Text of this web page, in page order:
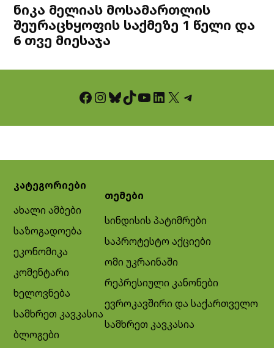
ნიკა მელიას მოსამართლის
შეურაცხყოფის საქმეზე 1 წელი და
6 თვე მიესაჯა
Facebook InstagramBluesky TikTok YouTube LinkedIn X Telegram
კატეგორიები
ახალი ამბები
საზოგადოება
ეკონომიკა
კომენტარი
ხელოვნება
სამხრეთ კავკასია
ბლოგები
თემები
სინდისის პატიმრები
საპროტესტო აქციები
ომი უკრაინაში
რეპრესიული კანონები
ევროკავშირი და საქართველო
სამხრეთ კავკასია